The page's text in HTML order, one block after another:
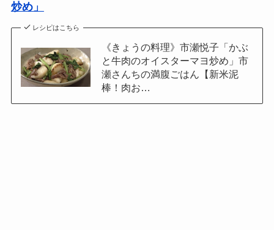
炒め」
レシピはこちら
《きょうの料理》市瀬悦子「かぶ
と牛肉のオイスターマヨ炒め」市
瀬さんちの満腹ごはん【新米泥
棒！肉お…